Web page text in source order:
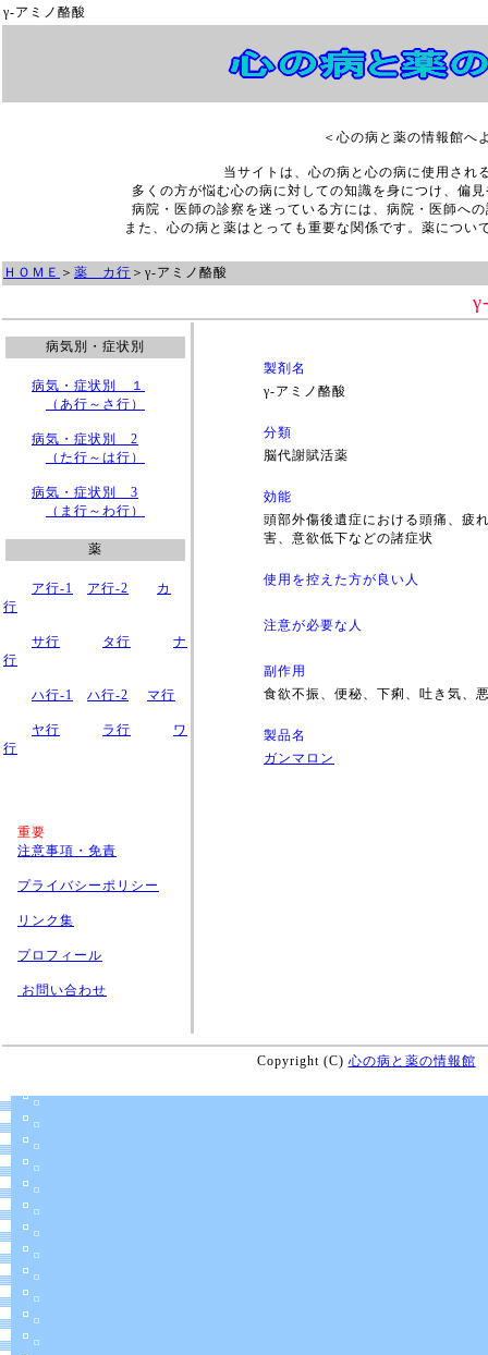
γ‐アミノ酪酸
＜心の病と薬の情報館へ
当サイトは、心の病と心の病に使用され
多くの方が悩む心の病に対しての知識を身につけ、偏
病院・医師の診察を迷っている方には、病院・医師へ
また、心の病と薬はとっても重要な関係です。薬につ
ＨＯＭＥ ＞ 薬 カ行 ＞ γ‐アミノ酪酸
製剤名
γ‐アミノ酪酸
分類
脳代謝賦活薬
効能
頭部外傷後遺症における頭痛、疲
害、意欲低下などの諸症状
使用を控えた方が良い人
注意が必要な人
副作用
食欲不振、便秘、下痢、吐き気、
製品名
ガンマロン
病気別・症状別
病気・症状別 １
（あ行～さ行）
病気・症状別 2
（た行～は行）
病気・症状別 3
（ま行～わ行）
薬
ア行-1 ア行-2
カ
行
サ行 タ行
ナ
行
ハ行-1 ハ行-2 マ行
ヤ行 ラ行
ワ
行
重要
注意事項・免責
プライバシーポリシー
リンク集
プロフィール
お問い合わせ
Copyright (C) 心の病と薬の情報館